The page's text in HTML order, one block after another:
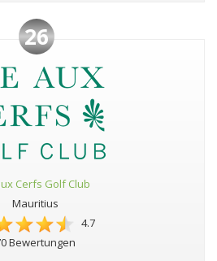
26
Cerfs Golf Club
Mauritius
4.7
Bewertungen